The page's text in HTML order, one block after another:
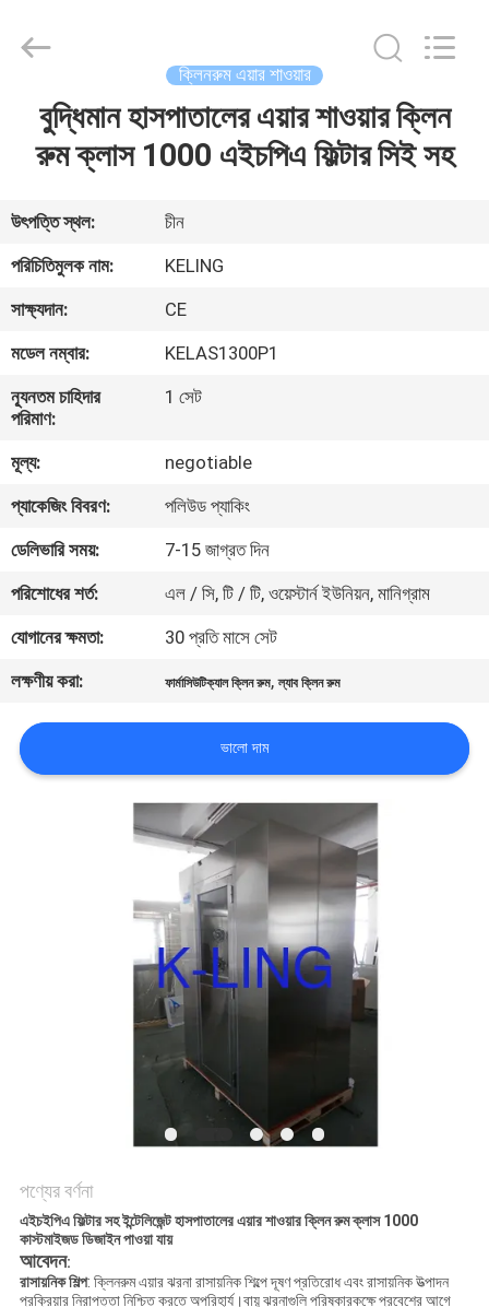
বাড়ি
আমাদের
সম্বন্ধে
কারখানা
পরিদর্শন
গুণমান
নিয়ন্ত্রণ
আমাদের
সাথে
যোগাযোগ
খবর
Technology
Company.
ক্লিনরুম এয়ার শাওয়ার
বুদ্ধিমান হাসপাতালের এয়ার শাওয়ার ক্লিন
রুম ক্লাস 1000 এইচপিএ ফিল্টার সিই সহ
উৎপত্তি স্থল:
চীন
পরিচিতিমুলক নাম:
KELING
সাক্ষ্যদান:
CE
মডেল নম্বার:
KELAS1300P1
ন্যূনতম চাহিদার
পরিমাণ:
1 সেট
মূল্য:
negotiable
প্যাকেজিং বিবরণ:
পলিউড প্যাকিং
ডেলিভারি সময়:
7-15 জাগ্রত দিন
পরিশোধের শর্ত:
এল / সি, টি / টি, ওয়েস্টার্ন ইউনিয়ন, মানিগ্রাম
যোগানের ক্ষমতা:
30 প্রতি মাসে সেট
লক্ষণীয় করা:
ফার্মাসিউটিক্যাল ক্লিন রুম,ল্যাব ক্লিন রুম
ভালো দাম
পণ্যের বর্ণনা
এইচইপিএ ফিল্টার সহ ইন্টেলিজেন্ট হাসপাতালের এয়ার শাওয়ার ক্লিন রুম ক্লাস 1000
কাস্টমাইজড ডিজাইন পাওয়া যায়
আবেদন:
রাসায়নিক শিল্প: ক্লিনরুম এয়ার ঝরনা রাসায়নিক শিল্পে দূষণ প্রতিরোধ এবং রাসায়নিক উত্পাদন
প্রক্রিয়ার নিরাপত্তা নিশ্চিত করতে অপরিহার্য।বায়ু ঝরনাগুলি পরিষ্কারকক্ষে প্রবেশের আগে